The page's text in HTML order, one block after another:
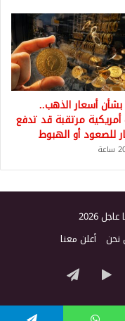
بشأن أسعار الذهب..
أمريكية مرتقبة قد تدفع
للصعود أو الهبوط
2026
نحن أعلن معنا
‏Google
Play
تيلقرام